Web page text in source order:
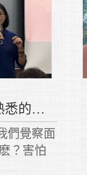
《與幸福有約》講座~熟悉的陌生人-幸福從認識自己開始
們覺察面
？害怕